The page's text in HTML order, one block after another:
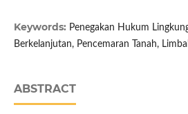
Keywords: Penegakan Hukum
Berkelanjutan, Pencemaran Tanah,
ABSTRACT